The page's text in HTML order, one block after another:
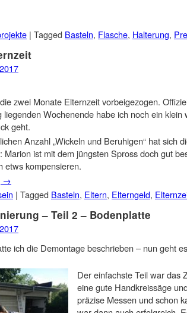
| Tagged Basteln, Flasche, Halterung,
zwei Monate Elternzeit vorbeigezogen.
liegenden Wochenende habe ich noch ein
geht.
Anzahl „Wickeln und Beruhigen“ hat sich
Marion ist mit dem jüngsten Spross doch gut
etws kompensieren.
→
| Tagged Basteln, Eltern, Elterngeld,
– Teil 2 – Bodenplatte
ich die Demontage beschrieben – nun geht
Der einfachste Teil war das
eine gute Handkreissäge
präzise Messen und schon